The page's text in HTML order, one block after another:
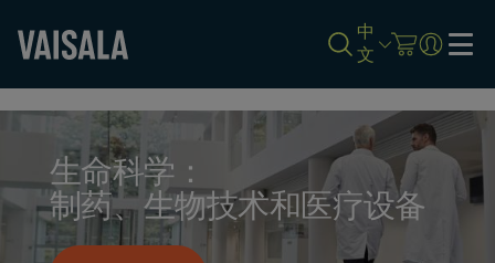
content
中
文
生命科学：
制药、生物技术和医疗设备